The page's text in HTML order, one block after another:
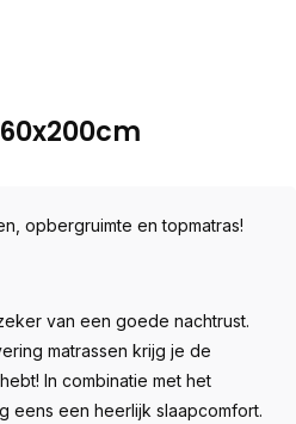
opbergruimte en topmatras!
van een goede nachtrust.
matrassen krijg je de
In combinatie met het
eens een heerlijk slaapcomfort.